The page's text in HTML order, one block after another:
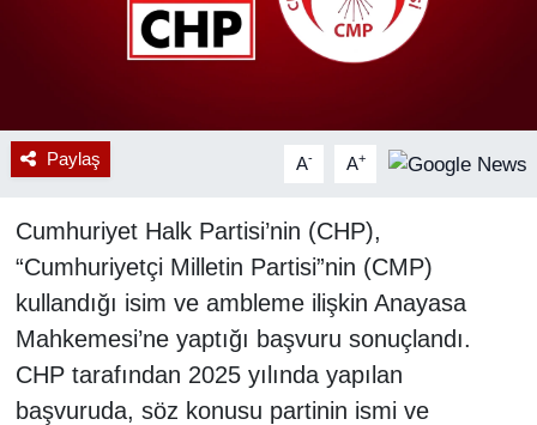
Paylaş A- A+
Cumhuriyet Halk Partisi’nin (CHP),
“Cumhuriyetçi Milletin Partisi”nin (CMP)
kullandığı isim ve ambleme ilişkin Anayasa
Mahkemesi’ne yaptığı başvuru sonuçlandı.
CHP tarafından 2025 yılında yapılan
başvuruda, söz konusu partinin ismi ve